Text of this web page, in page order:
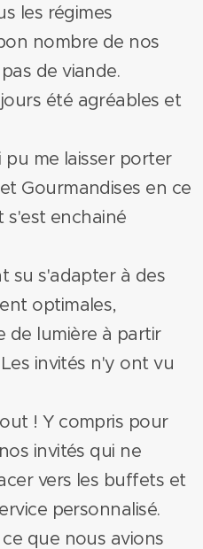
les régimes
nombre de nos
de viande.
été agréables et
pu me laisser porter
Gourmandises en ce
s'est enchainé
su s'adapter à des
optimales,
de lumière à partir
invités n'y ont vu
! Y compris pour
invités qui ne
vers les buffets et
personnalisé.
que nous avions